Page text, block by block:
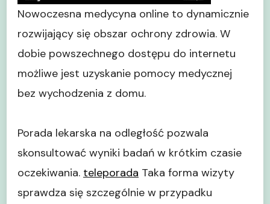
Nowoczesna medycyna online to dynamicznie
rozwijający się obszar ochrony zdrowia. W
dobie powszechnego dostępu do internetu
możliwe jest uzyskanie pomocy medycznej
bez wychodzenia z domu.
Porada lekarska na odległość pozwala
skonsultować wyniki badań w krótkim czasie
oczekiwania. teleporada Taka forma wizyty
sprawdza się szczególnie w przypadku